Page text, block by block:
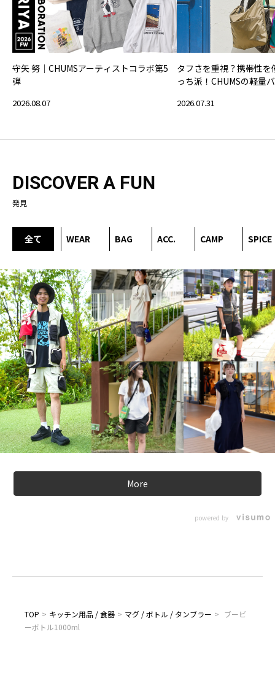
守矢 努｜CHUMSアーティストコラボ第5
弾
2026.08.07
タフさを重視？携帯性
っち派！CHUMSの軽量
2026.07.31
DISCOVER A FUN
発見
全て WEAR BAG ACC. CAMP SPICE
More
powered by
TOP > キッチン用品 / 食器 > マグ / ボトル / タンブラー > ブービ
ーボトル1000ml